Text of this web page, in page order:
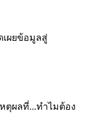
เผยข้อมูลสู่
หตุผลที่...ทำไมต้อง